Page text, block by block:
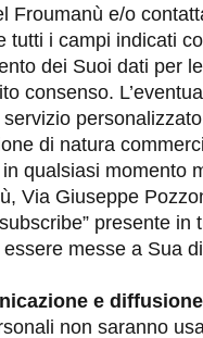
Froumanù e/o
tutti i campi indicati
dei Suoi dati per
consenso.
di natura
qualsiasi momento
Via Giuseppe
presente
messe a Sua
e
non saranno